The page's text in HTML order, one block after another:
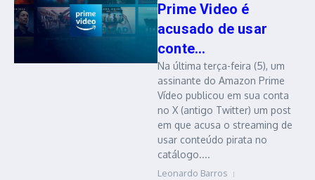
Prime Video é
acusado de usar
conte...
Na última terça-feira (5), um
assinante do Amazon Prime
Vídeo publicou em sua conta
no X (antigo Twitter) um post
em que acusa o streaming de
usar conteúdo pirata no
catálogo....
Leonardo Barros